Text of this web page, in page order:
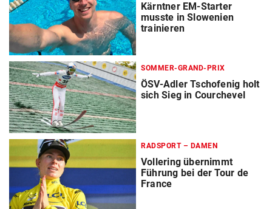
Kärntner EM-Starter
musste in Slowenien
trainieren
SOMMER-GRAND-PRIX
ÖSV-Adler Tschofenig holt
sich Sieg in Courchevel
RADSPORT – DAMEN
Vollering übernimmt
Führung bei der Tour de
France